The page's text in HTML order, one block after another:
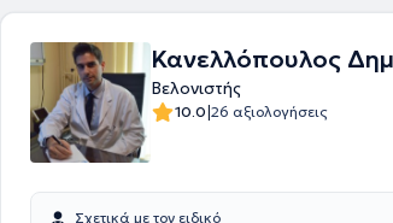
Μικροβιολογικής Εταιρείας, της Ελληνικής
Πανελλήνιο Συνέδριο Βελονισμού και μιλάει
Κανελλόπουλος
Βελονιστής
10.0|26 αξιολογήσεις
Σχετικά με τον ειδικό